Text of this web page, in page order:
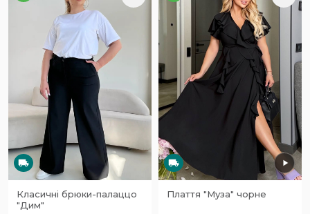
Класичні брюки-палаццо
"Дим"
Плаття "Муза" чорне